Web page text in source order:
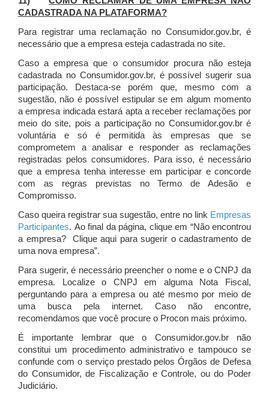
CADASTRADA NA PLATAFORMA?
Para registrar uma reclamação no Consumidor.gov.br, é
necessário que a empresa esteja cadastrada no site.
Caso a empresa que o consumidor procura não esteja
cadastrada no Consumidor.gov.br, é possível sugerir sua
participação. Destaca-se porém que, mesmo com a
sugestão, não é possível estipular se em algum momento
a empresa indicada estará apta a receber reclamações por
meio do site, pois a participação no Consumidor.gov.br é
voluntária e só é permitida às empresas que se
comprometem a analisar e responder as reclamações
registradas pelos consumidores. Para isso, é necessário
que a empresa tenha interesse em participar e concorde
com as regras previstas no Termo de Adesão e
Compromisso.
Caso queira registrar sua sugestão, entre no link Empresas
Participantes. Ao final da página, clique em “Não encontrou
a empresa? Clique aqui para sugerir o cadastramento de
uma nova empresa”.
Para sugerir, é necessário preencher o nome e o CNPJ da
empresa. Localize o CNPJ em alguma Nota Fiscal,
perguntando para a empresa ou até mesmo por meio de
uma busca pela internet. Caso não encontre,
recomendamos que você procure o Procon mais próximo.
É importante lembrar que o Consumidor.gov.br não
constitui um procedimento administrativo e tampouco se
confunde com o serviço prestado pelos Órgãos de Defesa
do Consumidor, de Fiscalização e Controle, ou do Poder
Judiciário.